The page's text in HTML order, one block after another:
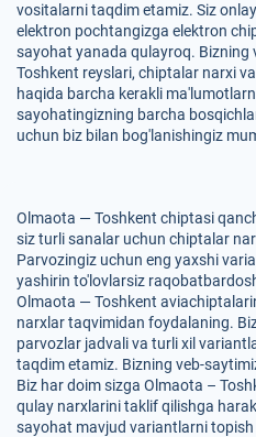
vositalarni taqdim etamiz. Siz
elektron pochtangizga elektron
sayohat yanada qulayroq. Bizning
Toshkent reyslari, chiptalar narxi
haqida barcha kerakli
sayohatingizning barcha
uchun biz bilan bog'lanishingiz
Olmaota — Toshkent chiptasi
siz turli sanalar uchun chiptalar
Parvozingiz uchun eng yaxshi
yashirin to'lovlarsiz
Olmaota — Toshkent
narxlar taqvimidan foydalaning.
parvozlar jadvali va turli xil
taqdim etamiz. Bizning veb-
Biz har doim sizga Olmaota –
qulay narxlarini taklif qilishga
sayohat mavjud variantlarni